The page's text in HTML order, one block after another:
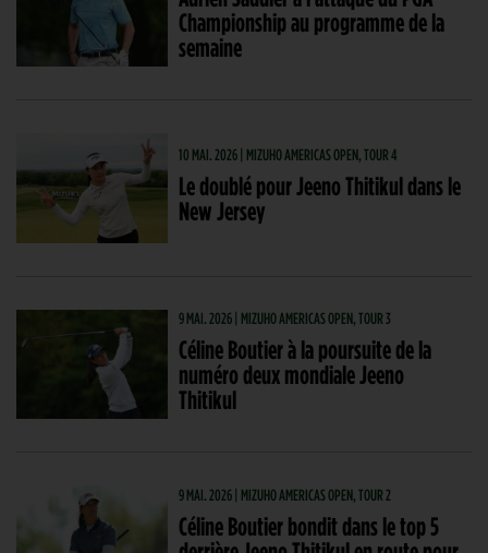
Championship au programme de la
semaine
10 MAI. 2026 | MIZUHO AMERICAS OPEN, TOUR 4
Le doublé pour Jeeno Thitikul dans le
New Jersey
9 MAI. 2026 | MIZUHO AMERICAS OPEN, TOUR 3
Céline Boutier à la poursuite de la
numéro deux mondiale Jeeno
Thitikul
9 MAI. 2026 | MIZUHO AMERICAS OPEN, TOUR 2
Céline Boutier bondit dans le top 5